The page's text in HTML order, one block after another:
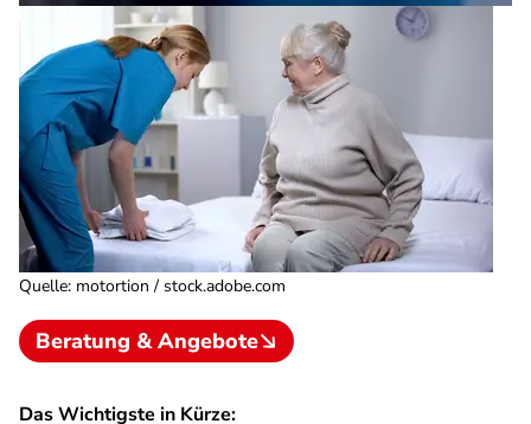
Quelle: motortion / stock.adobe.com
Beratung & Angebote
Das Wichtigste in Kürze: